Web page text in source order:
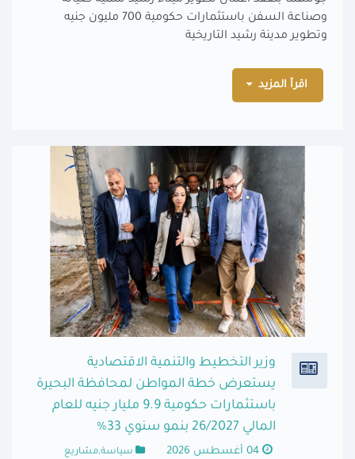
وصناعة السفن باستثمارات حكومية 700 مليون جنيه
وتطوير مدينة رشيد التاريخية
اقرأ المزيد
وزير التخطيط والتنمية الاقتصادية
يستعرض خطة المواطن لمحافظة البحيرة
باستثمارات حكومية 9.9 مليار جنيه للعام
المالي 26/2027 بنمو سنوي 33%
04 أغسطس 2026 سياسة,مشاريع